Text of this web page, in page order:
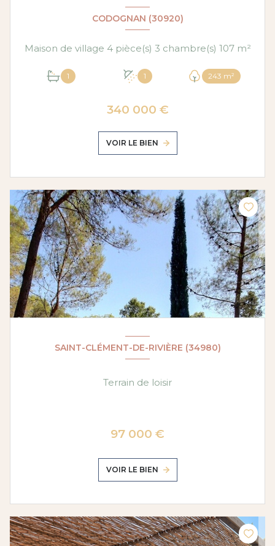
CODOGNAN (30920)
Maison de village 4 pièce(s) 3 chambre(s) 107 m²
1 1 243 m²
340 000 €
VOIR LE BIEN
SAINT-CLÉMENT-DE-RIVIÈRE (34980)
Terrain de loisir
97 000 €
VOIR LE BIEN